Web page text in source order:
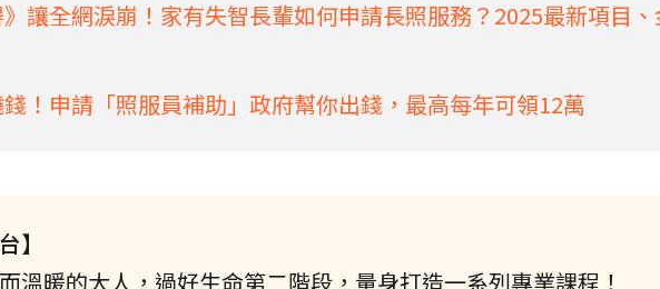
》讓全網淚崩！家有失智長輩如何申請長照服務？2025最新項目
！申請「照服員補助」政府幫你出錢，最高每年可領12萬
】
溫暖的大人，過好生命第二階段，量身打造一系列專業課程！